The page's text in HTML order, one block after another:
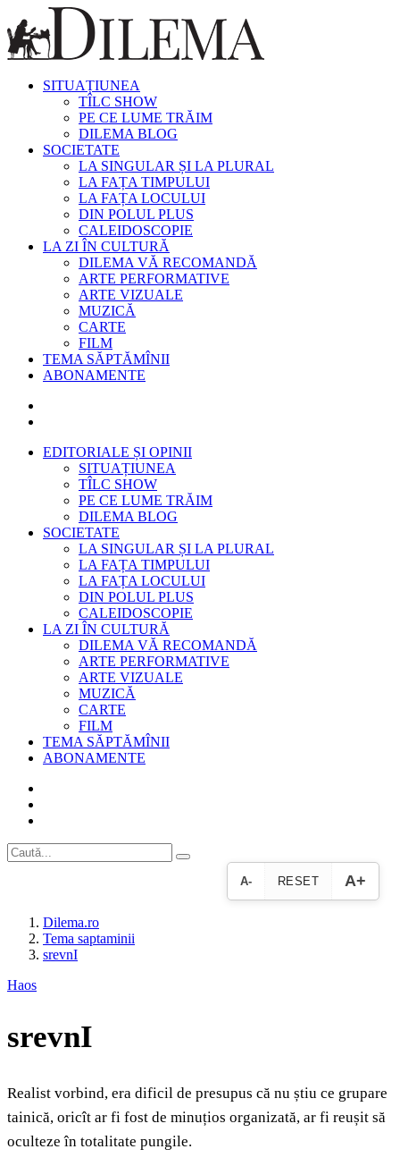
SITUAȚIUNEA
TÎLC SHOW
PE CE LUME TRĂIM
DILEMA BLOG
SOCIETATE
LA SINGULAR ȘI LA PLURAL
LA FAȚA TIMPULUI
LA FAȚA LOCULUI
DIN POLUL PLUS
CALEIDOSCOPIE
LA ZI ÎN CULTURĂ
DILEMA VĂ RECOMANDĂ
ARTE PERFORMATIVE
ARTE VIZUALE
MUZICĂ
CARTE
FILM
TEMA SĂPTĂMÎNII
ABONAMENTE
EDITORIALE ȘI OPINII
SITUAȚIUNEA
TÎLC SHOW
PE CE LUME TRĂIM
DILEMA BLOG
SOCIETATE
LA SINGULAR ȘI LA PLURAL
LA FAȚA TIMPULUI
LA FAȚA LOCULUI
DIN POLUL PLUS
CALEIDOSCOPIE
LA ZI ÎN CULTURĂ
DILEMA VĂ RECOMANDĂ
ARTE PERFORMATIVE
ARTE VIZUALE
MUZICĂ
CARTE
FILM
TEMA SĂPTĂMÎNII
ABONAMENTE
A- RESET A+
Dilema.ro
Tema saptaminii
srevnI
Haos
srevnI
Realist vorbind, era dificil de presupus că nu știu ce grupare
tainică, oricît ar fi fost de minuțios organizată, ar fi reușit să
oculteze în totalitate pungile.